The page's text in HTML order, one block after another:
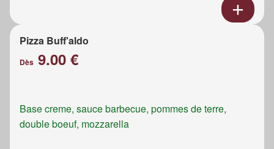
Pizza Buff'aldo
Dès 9.00 €
Base creme, sauce barbecue, pommes de terre,
double boeuf, mozzarella